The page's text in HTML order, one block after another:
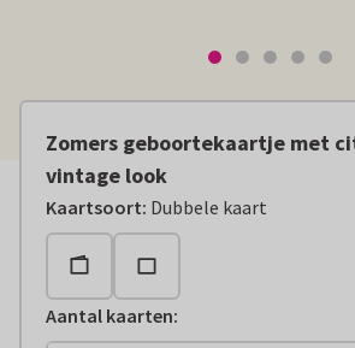
Zomers geboortekaartje met
vintage look
Kaartsoort: Dubbele kaart
Aantal kaarten: